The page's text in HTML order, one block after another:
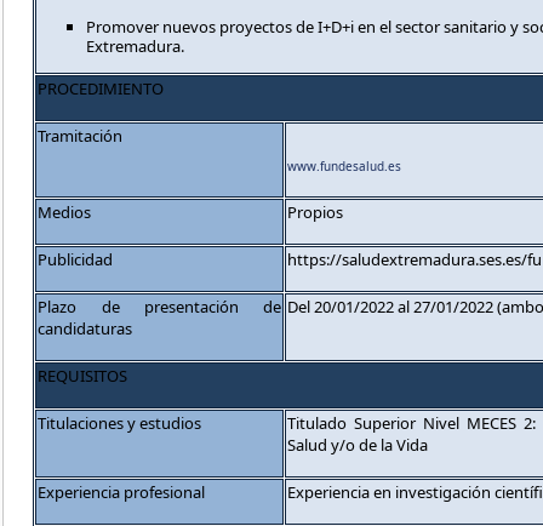
Promover nuevos proyectos de I+D+i en el sector sanitario y
Extremadura.
PROCEDIMIENTO
Tramitación
www.fundesalud.es
Medios Propios
Publicidad https://saludextremadura.ses.es/
Plazo de presentación de
candidaturas
Del 20/01/2022 al 27/01/2022
REQUISITOS
Titulaciones y estudios
Titulado Superior Nivel MECES
Salud y/o de la Vida
Experiencia profesional Experiencia en investigación